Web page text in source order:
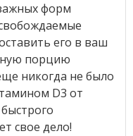
форм
его в ваш
порцию
никогда не было
D3 от
свое дело!